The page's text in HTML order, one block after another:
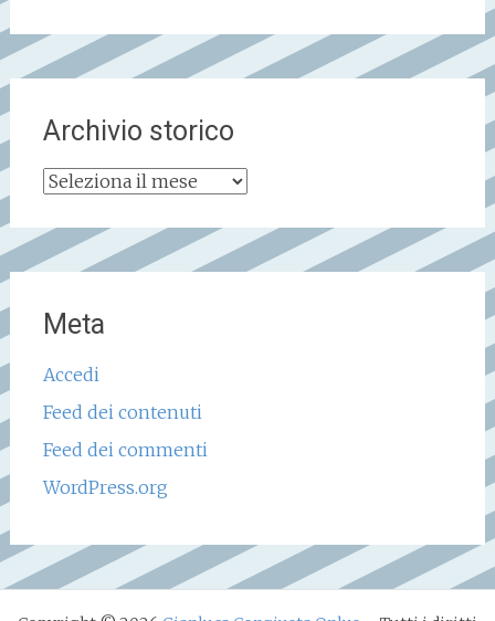
Archivio storico
Archivio
Meta
Accedi
Feed dei contenuti
Feed dei commenti
WordPress.org